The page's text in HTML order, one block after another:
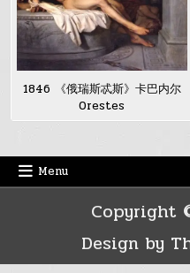
1846 《俄瑞斯忒斯》卡巴内尔
Orestes
Menu
Copyright
Design by